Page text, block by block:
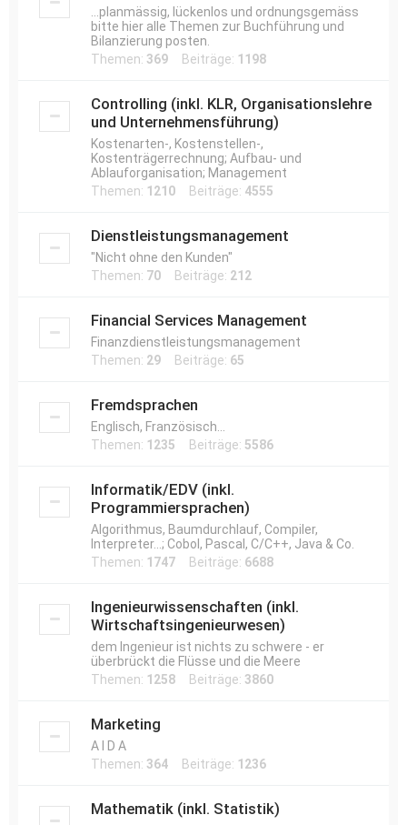
...planmässig, lückenlos und ordnungsgemäss
bitte hier alle Themen zur Buchführung und
Bilanzierung posten.
Themen: 369 Beiträge: 1198
Controlling (inkl. KLR, Organisationslehre
und Unternehmensführung)
Kostenarten-, Kostenstellen-,
Kostenträgerrechnung; Aufbau- und
Ablauforganisation; Management
Themen: 1210 Beiträge: 4555
Dienstleistungsmanagement
"Nicht ohne den Kunden"
Themen: 70 Beiträge: 212
Financial Services Management
Finanzdienstleistungsmanagement
Themen: 29 Beiträge: 65
Fremdsprachen
Englisch, Französisch...
Themen: 1235 Beiträge: 5586
Informatik/EDV (inkl.
Programmiersprachen)
Algorithmus, Baumdurchlauf, Compiler,
Interpreter...; Cobol, Pascal, C/C++, Java & Co.
Themen: 1747 Beiträge: 6688
Ingenieurwissenschaften (inkl.
Wirtschaftsingenieurwesen)
dem Ingenieur ist nichts zu schwere - er
überbrückt die Flüsse und die Meere
Themen: 1258 Beiträge: 3860
Marketing
A I D A
Themen: 364 Beiträge: 1236
Mathematik (inkl. Statistik)